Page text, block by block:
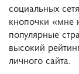
социальных
кнопочки «мне
популярные
высокий
личного сайта.